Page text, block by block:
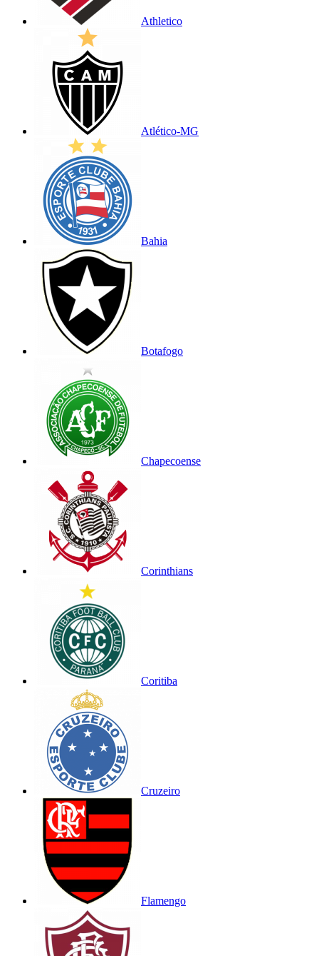
Athletico
Atlético-MG
Bahia
Botafogo
Chapecoense
Corinthians
Coritiba
Cruzeiro
Flamengo